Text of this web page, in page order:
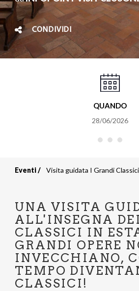
CONDIVIDI
QUANDO
28/06/2026
Briciole
di
pane
Eventi Visita guidata I Grandi
UNA VISITA
ALL'INSEGNA DEI
CLASSICI IN
GRANDI OPERE
INVECCHIANO,
TEMPO
CLASSICI!